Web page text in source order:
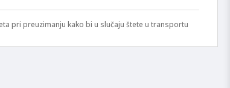
pri preuzimanju kako bi u slučaju štete u transportu